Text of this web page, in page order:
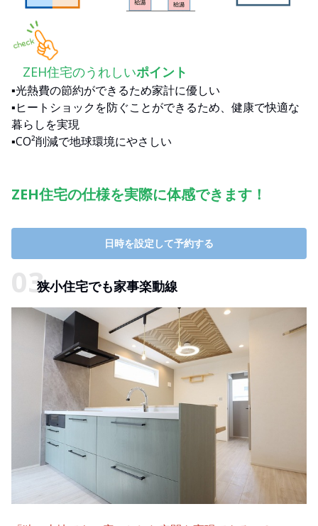
ZEH住宅のうれしいポイント
▪光熱費の節約ができるため家計に優しい
▪ヒートショックを防ぐことができるため、健康で快適な
暮らしを実現
▪CO²削減で地球環境にやさしい
ZEH住宅の仕様を実際に体感できます！
日時を設定して予約する
狭小住宅でも家事楽動線